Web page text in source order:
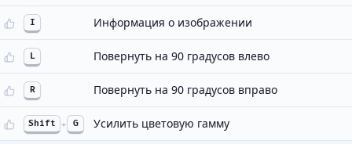
I Информация о изображении
L Повернуть на 90 градусов влево
R Повернуть на 90 градусов вправо
Shift + G Усилить цветовую гамму